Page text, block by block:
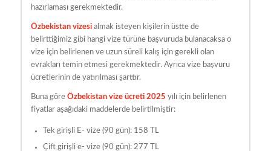
hazırlaması gerekmektedir.
Özbekistan vizesi almak isteyen kişilerin üstte de
belirttiğimiz gibi hangi vize türüne başvuruda bulanacaksa o
vize için belirlenen ve uzun süreli kalış için gerekli olan
evrakları temin etmesi gerekmektedir. Ayrıca vize başvuru
ücretlerinin de yatırılması şarttır.
Buna göre Özbekistan vize ücreti 2025 yılı için belirlenen
fiyatlar aşağıdaki maddelerde belirtilmiştir:
Tek girişli E- vize (90 gün): 158 TL
Çift girişli e- vize (90 gün): 277 TL